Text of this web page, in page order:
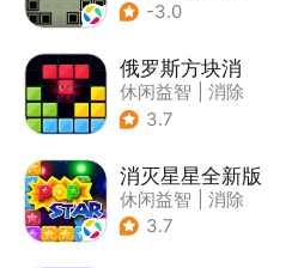
| 俄罗斯方块
-3.0
俄罗斯方块消
休闲益智
消除
| 俄罗斯方块
3.7
消灭星星全新版
休闲益智
消除
3.7